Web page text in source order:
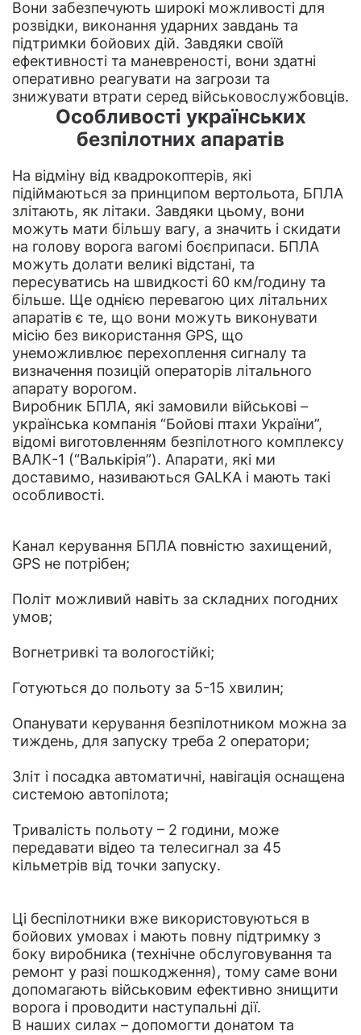
Вони забезпечують широкі можливості для
розвідки, виконання ударних завдань та
підтримки бойових дій. Завдяки своїй
ефективності та маневреності, вони здатні
оперативно реагувати на загрози та
знижувати втрати серед військовослужбовців.
Особливості українських
безпілотних апаратів
На відміну від квадрокоптерів, які
підіймаються за принципом вертольота, БПЛА
злітають, як літаки. Завдяки цьому, вони
можуть мати більшу вагу, а значить і скидати
на голову ворога вагомі боєприпаси. БПЛА
можуть долати великі відстані, та
пересуватись на швидкості 60 км/годину та
більше. Ще однією перевагою цих літальних
апаратів є те, що вони можуть виконувати
місію без використання GPS, що
унеможливлює перехоплення сигналу та
визначення позицій операторів літального
апарату ворогом.
Виробник БПЛА, які замовили військові –
українська компанія “Бойові птахи України”,
відомі виготовленням безпілотного комплексу
ВАЛК-1 (“Валькірія”). Апарати, які ми
доставимо, називаються GALKA і мають такі
особливості.
Канал керування БПЛА повністю захищений,
GPS не потрібен;
Політ можливий навіть за складних погодних
умов;
Вогнетривкі та вологостійкі;
Готуються до польоту за 5-15 хвилин;
Опанувати керування безпілотником можна за
тиждень, для запуску треба 2 оператори;
Зліт і посадка автоматичні, навігація оснащена
системою автопілота;
Тривалість польоту – 2 години, може
передавати відео та телесигнал за 45
кільметрів від точки запуску.
Ці беспілотники вже використовуються в
бойових умовах і мають повну підтримку з
боку виробника (технічне обслуговування та
ремонт у разі пошкодження), тому саме вони
допомагають військовим ефективно знищити
ворога і проводити наступальні дії.
В наших силах – допомогти донатом та